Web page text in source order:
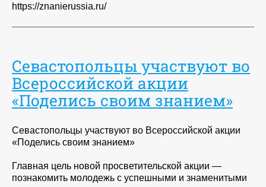
https://znanierussia.ru/
Севастопольцы участвуют во
Всероссийской акции
«Поделись своим знанием»
Севастопольцы участвуют во Всероссийской акции
«Поделись своим знанием»
Главная цель новой просветительской акции —
познакомить молодежь с успешными и знаменитыми